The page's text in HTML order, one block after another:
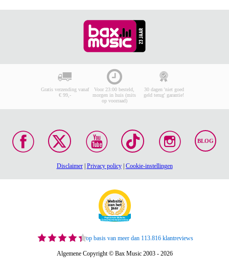
Gratis verzending vanaf
€ 99,-
Voor 23:00 besteld,
morgen in huis (mits
op voorraad)
30 dagen 'niet goed
geld terug' garantie!
BLOG
Disclaimer| Privacy policy| Cookie-instellingen
op basis van meer dan 113.816 klantreviews
Algemene Copyright © Bax Music 2003 - 2026